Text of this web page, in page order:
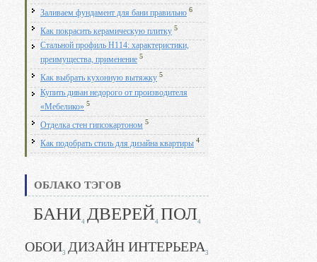
Заливаем фундамент для бани правильно 6
Как покрасить керамическую плитку 5
Стальной профиль Н114: характеристики,
преимущества, применение 5
Как выбрать кухонную вытяжку 5
Купить диван недорого от производителя
«Мебелико» 5
Отделка стен гипсокартоном 5
Как подобрать стиль для дизайна квартиры 4
ОБЛАКО ТЭГОВ
БАНИ4 ДВЕРЕЙ4 ПОЛ4
ОБОИ3 ДИЗАЙН ИНТЕРЬЕРА3